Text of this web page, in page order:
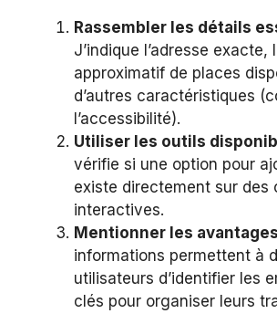
Rassembler les détails
J’indique l’adresse exacte,
approximatif de places
d’autres caractéristiques
l’accessibilité).
Utiliser les outils
vérifie si une option pour
existe directement sur des
interactives.
Mentionner les avantages
informations permettent à
utilisateurs d’identifier les
clés pour organiser leurs